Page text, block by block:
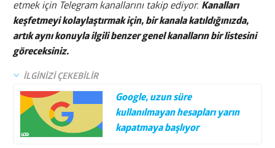
etmek için Telegram kanallarını takip ediyor. Kanalları
keşfetmeyi kolaylaştırmak için, bir kanala katıldığınızda,
artık aynı konuyla ilgili benzer genel kanalların bir listesini
göreceksiniz.
İLGİNİZİ ÇEKEBİLİR
Google, uzun süre
kullanılmayan hesapları yarın
kapatmaya başlıyor